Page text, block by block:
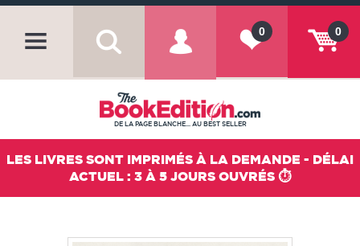
0
0
DE LA PAGE BLANCHE... AU BEST SELLER
LES LIVRES SONT IMPRIMÉS À LA DEMANDE - DÉLAI
ACTUEL : 3 À 5 JOURS OUVRÉS ⏱️